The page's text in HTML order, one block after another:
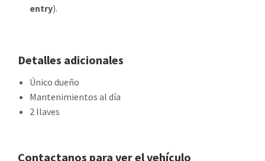
entry).
Detalles adicionales
Único dueño
Mantenimientos al día
2 llaves
Contactanos para ver el vehículo